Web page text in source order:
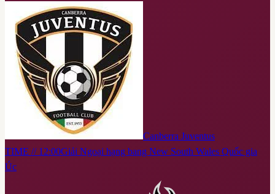
Canberra Juventus
TIME // 12:00Giải Ngoại hạng bang New South Wales Quốc gia
Úc